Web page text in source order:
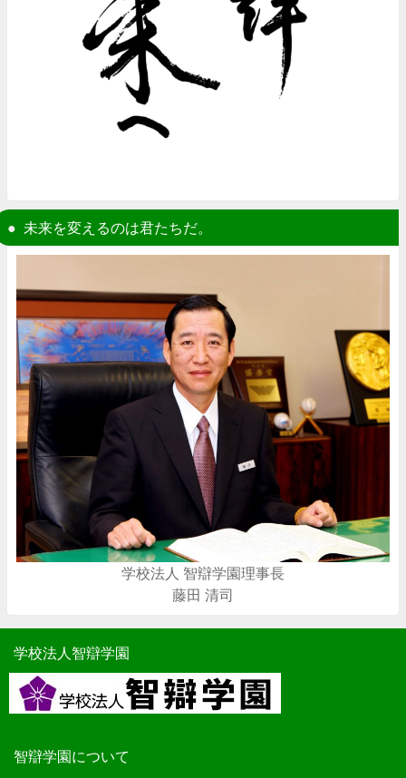
未来を変えるのは君たちだ。
学校法人 智辯学園理事長
藤田 清司
学校法人智辯学園
智辯学園について